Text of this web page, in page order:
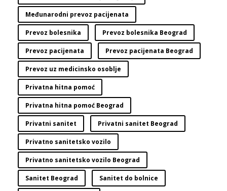
Međunarodni prevoz pacijenata
Prevoz bolesnika Prevoz bolesnika Beograd
Prevoz pacijenata Prevoz pacijenata Beograd
Prevoz uz medicinsko osoblje
Privatna hitna pomoć
Privatna hitna pomoć Beograd
Privatni sanitet Privatni sanitet Beograd
Privatno sanitetsko vozilo
Privatno sanitetsko vozilo Beograd
Sanitet Beograd Sanitet do bolnice